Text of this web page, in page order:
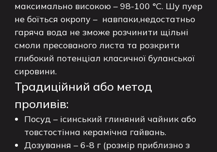
максимально високою – 98-100 °C. Шу пуер
не боїться окропу – навпаки,недостатньо
гаряча вода не зможе розчинити щільні
смоли пресованого листа та розкрити
глибокий потенціал класичної буланської
сировини.
Традиційний або метод
проливів:
Посуд – ісинський глиняний чайник або
товстостінна керамічна гайвань.
Дозування – 6-8 г (розмір приблизно з